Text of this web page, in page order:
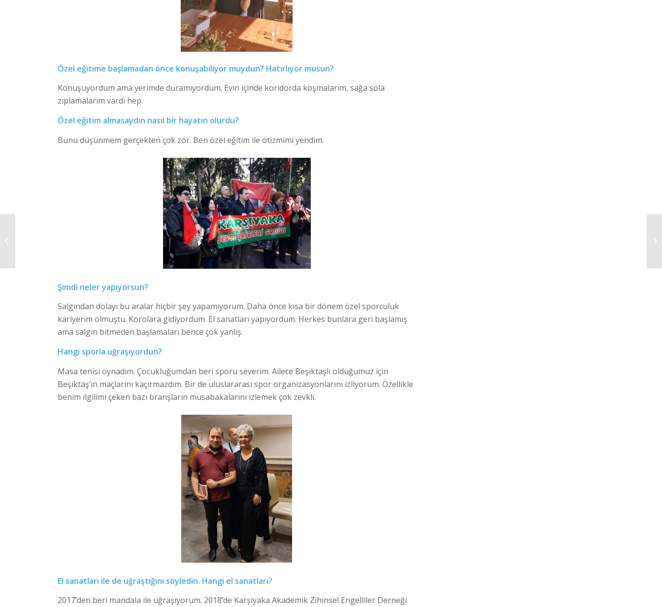
Özel eğitime başlamadan önce konuşabiliyor muydun? Hatırlıyor musun?
Konuşuyordum ama yerimde duramıyordum. Evin içinde koridorda koşmalarım, sağa sola
zıplamalarım vardı hep.
Özel eğitim almasaydın nasıl bir hayatın olurdu?
Bunu düşünmem gerçekten çok zor. Ben özel eğitim ile otizmimi yendim.
Şimdi neler yapıyorsun?
Salgından dolayı bu aralar hiçbir şey yapamıyorum. Daha önce kısa bir dönem özel sporculuk
kariyerim olmuştu. Korolara gidiyordum. El sanatları yapıyordum. Herkes bunlara geri başlamış
ama salgın bitmeden başlamaları bence çok yanlış.
Hangi sporla uğraşıyordun?
Masa tenisi oynadım. Çocukluğumdan beri sporu severim. Ailece Beşiktaşlı olduğumuz için
Beşiktaş’ın maçlarını kaçırmazdım. Bir de uluslararası spor organizasyonlarını izliyorum. Özellikle
benim ilgilimi çeken bazı branşların müsabakalarını izlemek çok zevkli.
El sanatları ile de uğraştığını söyledin. Hangi el sanatları?
2017’den beri mandala ile uğraşıyorum. 2018’de Karşıyaka Akademik Zihinsel Engelliler Derneği